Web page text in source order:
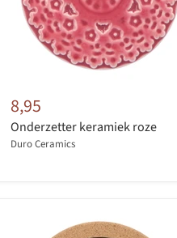
8,95
Onderzetter keramiek roze
Duro Ceramics